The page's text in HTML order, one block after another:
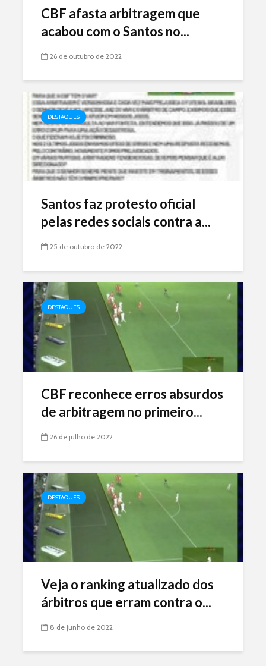
CBF afasta arbitragem que
acabou com o Santos no...
26 de outubro de 2022
DESTAQUES
Santos faz protesto oficial
pelas redes sociais contra a...
25 de outubro de 2022
DESTAQUES
CBF reconhece erros absurdos
de arbitragem no primeiro...
26 de julho de 2022
DESTAQUES
Veja o ranking atualizado dos
árbitros que erram contra o...
8 de junho de 2022